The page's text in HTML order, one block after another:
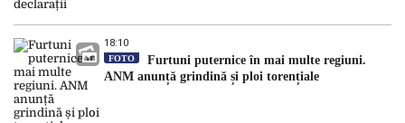
18:10
FOTO
Furtuni puternice în mai multe regiuni.
ANM anunță grindină și ploi torențiale